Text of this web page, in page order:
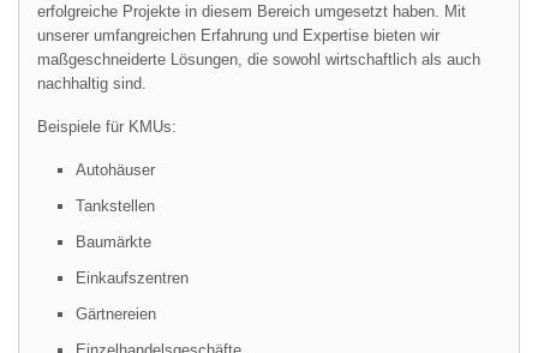
erfolgreiche Projekte in diesem Bereich umgesetzt haben. Mit
unserer umfangreichen Erfahrung und Expertise bieten wir
maßgeschneiderte Lösungen, die sowohl wirtschaftlich als auch
nachhaltig sind.
Beispiele für KMUs:
Autohäuser
Tankstellen
Baumärkte
Einkaufszentren
Gärtnereien